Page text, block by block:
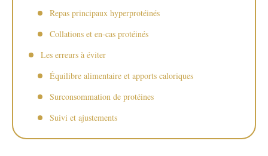
Repas principaux hyperprotéinés
Collations et en-cas protéinés
Les erreurs à éviter
Équilibre alimentaire et apports caloriques
Surconsommation de protéines
Suivi et ajustements